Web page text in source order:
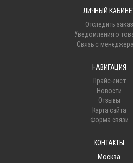
ЛИЧНЫЙ
Отследить заказ
Уведомления о
Связь с
НАВИГАЦИЯ
Прайс-лист
Новости
Отзывы
Карта сайта
Форма связи
КОНТАКТЫ
Москва